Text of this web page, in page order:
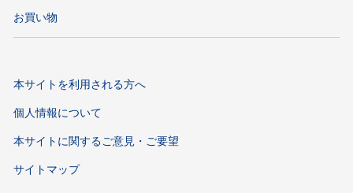
お買い物
本サイトを利用される方へ
個人情報について
本サイトに関するご意見・ご要望
サイトマップ